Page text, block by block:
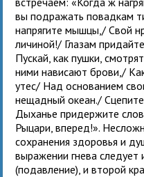
вы подражать повадкам
напрягите мышцы,/ Свой
личиной!/ Глазам
Пускай, как пушки,
ними нависают брови,/
утес/ Над основанием
нещадный океан./
Дыханье придержите
Рыцари, вперед!».
сохранения здоровья и
выражении гнева следует
(подавление), и второй